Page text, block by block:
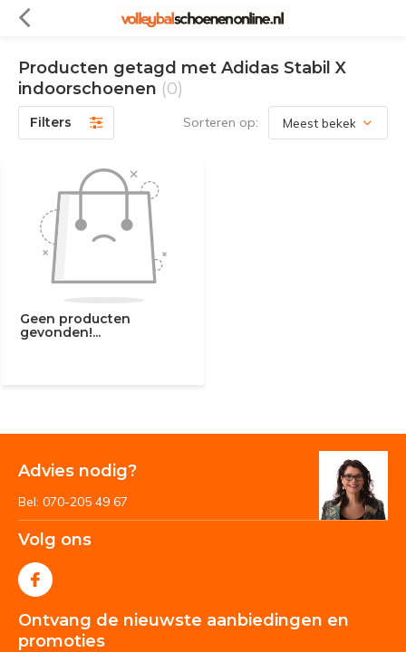
Producten getagd met Adidas Stabil X
indoorschoenen (0)
Filters Sorteren op:
Geen producten
gevonden!...
Advies nodig?
Bel: 070-205 49 67
Volg ons
Ontvang de nieuwste aanbiedingen en
promoties